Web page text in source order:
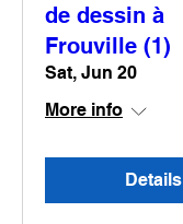
de dessin à
Frouville (1)
Sat, Jun 20
More info
Details